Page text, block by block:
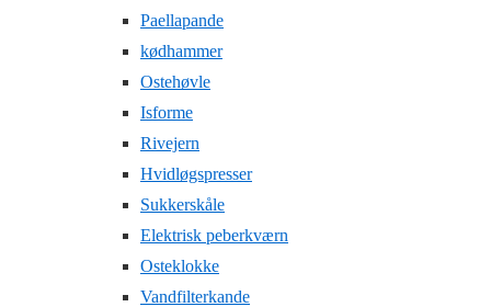
Paellapande
kødhammer
Ostehøvle
Isforme
Rivejern
Hvidløgspresser
Sukkerskåle
Elektrisk peberkværn
Osteklokke
Vandfilterkande